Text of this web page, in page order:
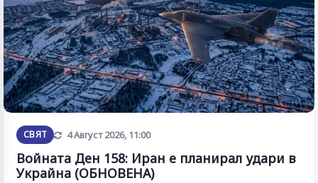
СВЯТ Обновена
4 Август 2026, 11:00
Войната Ден 158: Иран е планирал удари в
Украйна (ОБНОВЕНА)